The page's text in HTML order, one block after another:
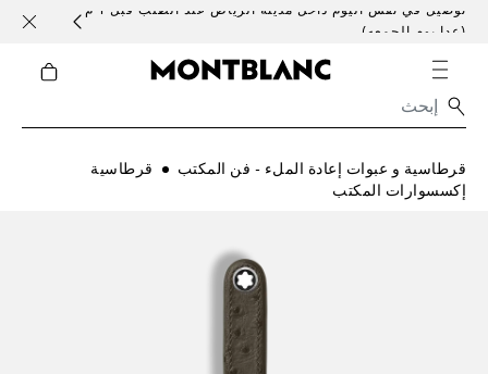
توصيل في نفس اليوم داخل مدينة الرياض عند الطلب قبل 1 م
(عدا يوم الجمعه)
قرطاسية و عبوات إعادة الملء - فن المكتب
قرطاسية
إكسسوارات المكتب